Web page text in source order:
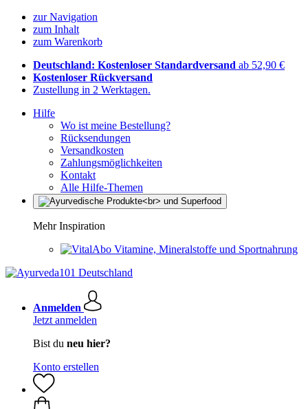
zur Navigation
zum Inhalt
zum Warenkorb
Deutschland: Kostenloser Standardversand ab 52,90 €
Kostenloser Rückversand
Zustellung in 2 Werktagen.
Hilfe
Wo ist meine Bestellung?
Rücksendungen
Versandkosten
Zahlungsmöglichkeiten
Kontakt
Alle Hilfe-Themen
Mehr Inspiration
Vitamine, Mineralstoffe und Sportnahrung
Anmelden
Jetzt anmelden
Bist du neu hier?
Konto erstellen